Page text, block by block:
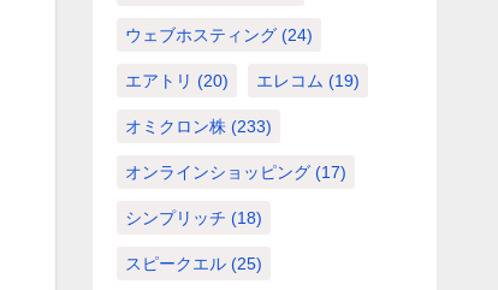
ウェブホスティング(24)
エアトリ (20) エレコム (19)
オミクロン株(233)
オンラインショッピング(17)
シンプリッチ (18)
スピークエル(25)